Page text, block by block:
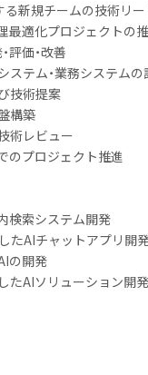
新規チームの技術リー
最適化プロジェクトの
評価・改善
ステム・業務システム
技術提案
構築
術レビュー
のプロジェクト推進
検索システム開発
たAIチャットアプリ開
の開発
たAIソリューション開発